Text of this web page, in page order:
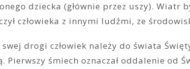
dziecka (głównie przez uszy). Wiatr
człowieka z innymi ludźmi, ze
drogi człowiek należy do świata
Pierwszy śmiech oznaczał oddalenie od